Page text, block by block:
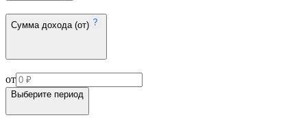
Сумма дохода (от)
от
Выберите период